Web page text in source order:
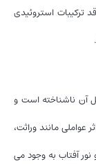
ترکیبات استروئیدی
آن ناشناخته است و
مانند وراثت،
آفتاب به وجود می